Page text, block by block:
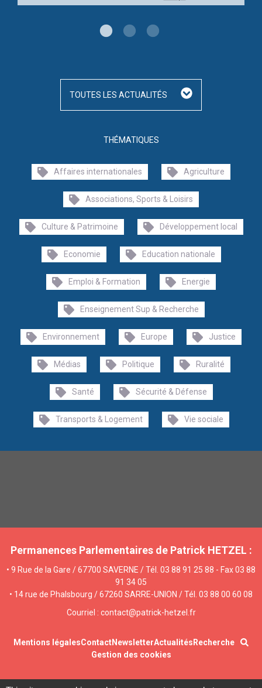
THÉMATIQUES
Affaires internationales Agriculture
Associations, Sports & Loisirs
Culture & Patrimoine Développement local
Economie Education nationale
Emploi & Formation Energie
Enseignement Sup & Recherche
Environnement Europe Justice
Médias Politique Ruralité
Santé Sécurité & Défense
Transports & Logement Vie sociale
TOUTES LES ACTUALITÉS
Permanences Parlementaires de Patrick HETZEL :
• 9 Rue de la Gare / 67700 SAVERNE / Tél. 03 88 91 25 88 - Fax 03 88
91 34 05
• 14 rue de Phalsbourg / 67260 SARRE-UNION / Tél. 03 88 00 60 08
Courriel : contact@patrick-hetzel.fr
Mentions légalesContactNewsletterActualités Recherche
Gestion des cookies